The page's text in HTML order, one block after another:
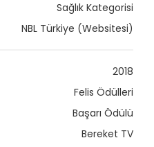
Sağlık Kategorisi
NBL Türkiye (Websitesi)
2018
Felis Ödülleri
Başarı Ödülü
Bereket TV